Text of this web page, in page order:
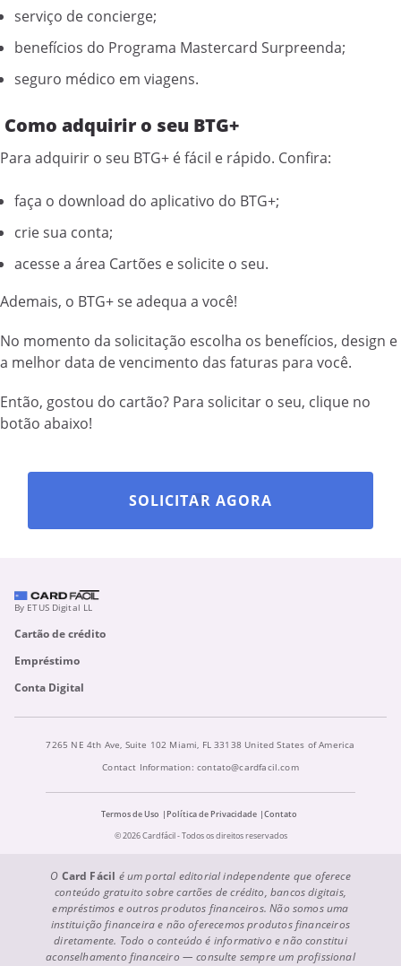
serviço de concierge;
benefícios do Programa Mastercard Surpreenda;
seguro médico em viagens.
Como adquirir o seu BTG+
Para adquirir o seu BTG+ é fácil e rápido. Confira:
faça o download do aplicativo do BTG+;
crie sua conta;
acesse a área Cartões e solicite o seu.
Ademais, o BTG+ se adequa a você!
No momento da solicitação escolha os benefícios, design e
a melhor data de vencimento das faturas para você.
Então, gostou do cartão? Para solicitar o seu, clique no
botão abaixo!
SOLICITAR AGORA
By ETUS Digital LL
Cartão de crédito
Empréstimo
Conta Digital
7265 NE 4th Ave, Suite 102 Miami, FL 33138 United States of America
Contact Information: contato@cardfacil.com
Termos de Uso Política de Privacidade
Contato
© 2026 Cardfácil - Todos os direitos reservados
O Card Fácil é um portal editorial independente que oferece
conteúdo gratuito sobre cartões de crédito, bancos digitais,
empréstimos e outros produtos financeiros. Não somos uma
instituição financeira e não oferecemos produtos financeiros
diretamente. Todo o conteúdo é informativo e não constitui
aconselhamento financeiro — consulte sempre um profissional